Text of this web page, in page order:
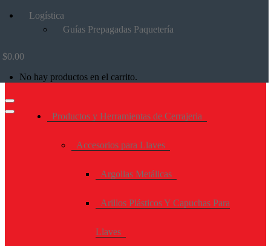
Logística
Guías Prepagadas Paquetería
$0.00
No hay productos en el carrito.
Productos y Herramientas de Cerrajeria
Accesorios para Llaves
Argollas Metálicas
Arillos Plásticos Y Capuchas Para
Llaves